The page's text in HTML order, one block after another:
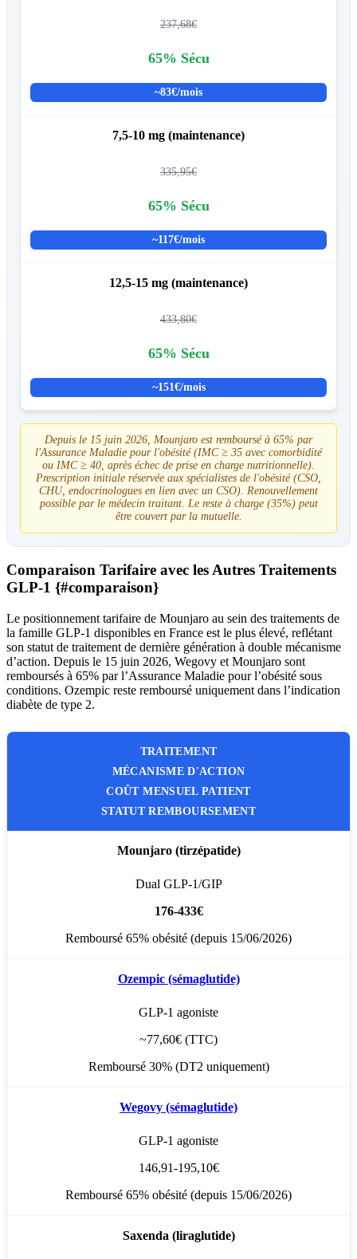
237,68€
65% Sécu
~83€/mois
7,5-10 mg (maintenance)
335,95€
65% Sécu
~117€/mois
12,5-15 mg (maintenance)
433,80€
65% Sécu
~151€/mois
Depuis le 15 juin 2026, Mounjaro est remboursé à 65% par
l'Assurance Maladie pour l'obésité (IMC ≥ 35 avec comorbidité
ou IMC ≥ 40, après échec de prise en charge nutritionnelle).
Prescription initiale réservée aux spécialistes de l'obésité (CSO,
CHU, endocrinologues en lien avec un CSO). Renouvellement
possible par le médecin traitant. Le reste à charge (35%) peut
être couvert par la mutuelle.
Comparaison Tarifaire avec les Autres Traitements
GLP-1 {#comparaison}
Le positionnement tarifaire de Mounjaro au sein des traitements de
la famille GLP-1 disponibles en France est le plus élevé, reflétant
son statut de traitement de dernière génération à double mécanisme
d’action. Depuis le 15 juin 2026, Wegovy et Mounjaro sont
remboursés à 65% par l’Assurance Maladie pour l’obésité sous
conditions. Ozempic reste remboursé uniquement dans l’indication
diabète de type 2.
TRAITEMENT
MÉCANISME D'ACTION
COÛT MENSUEL PATIENT
STATUT REMBOURSEMENT
Mounjaro (tirzépatide)
Dual GLP-1/GIP
176-433€
Remboursé 65% obésité (depuis 15/06/2026)
Ozempic (sémaglutide)
GLP-1 agoniste
~77,60€ (TTC)
Remboursé 30% (DT2 uniquement)
Wegovy (sémaglutide)
GLP-1 agoniste
146,91-195,10€
Remboursé 65% obésité (depuis 15/06/2026)
Saxenda (liraglutide)